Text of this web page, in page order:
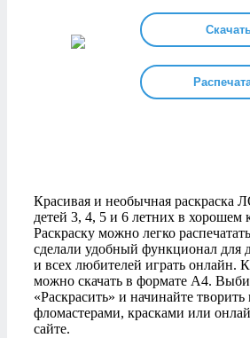
Красивая и необычная раскраска
детей 3, 4, 5 и 6 летних в хорошем
Раскраску можно легко
сделали удобный функционал для
и всех любителей играть онлайн.
можно скачать в формате А4.
«Раскрасить» и начинайте
фломастерами, красками или
сайте.